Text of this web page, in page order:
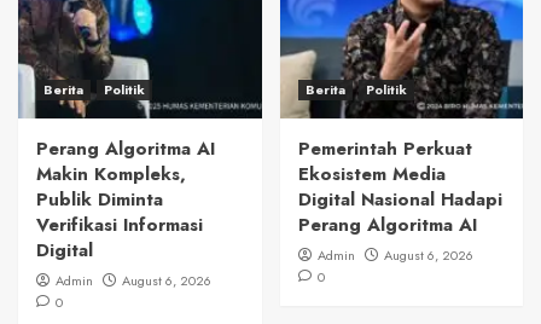
Berita Politik
Perang Algoritma AI
Makin Kompleks,
Publik Diminta
Verifikasi Informasi
Digital
Admin
August 6, 2026
0
Berita Politik
Pemerintah Perkuat
Ekosistem Media
Digital Nasional Hadapi
Perang Algoritma AI
Admin
August 6, 2026
0